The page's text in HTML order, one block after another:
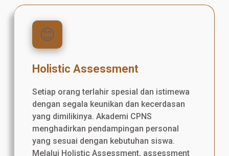
😊
Holistic Assessment
Setiap orang terlahir spesial dan istimewa
dengan segala keunikan dan kecerdasan
yang dimilikinya. Akademi CPNS
menghadirkan pendampingan personal
yang sesuai dengan kebutuhan siswa.
Melalui Holistic Assessment, assessment